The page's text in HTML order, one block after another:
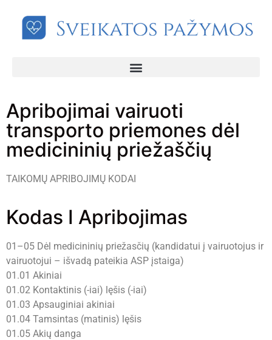
Apribojimai vairuoti
transporto priemones dėl
medicininių priežaščių
TAIKOMŲ APRIBOJIMŲ KODAI
Kodas I Apribojimas
01–05 Dėl medicininių priežasčių (kandidatui į vairuotojus ir
vairuotojui – išvadą pateikia ASP įstaiga)
01.01 Akiniai
01.02 Kontaktinis (-iai) lęšis (-iai)
01.03 Apsauginiai akiniai
01.04 Tamsintas (matinis) lęšis
01.05 Akių danga